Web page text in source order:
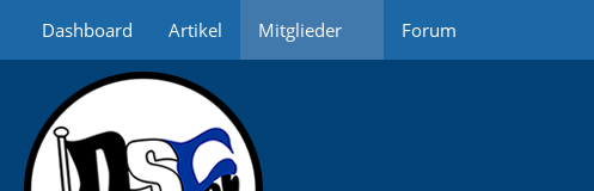
Dashboard Artikel Mitglieder Forum